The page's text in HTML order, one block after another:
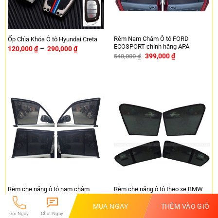
Ốp Chìa Khóa Ô tô Hyundai Creta
120,000₫ – 290,000₫
Rèm Nam Châm Ô tô FORD
ECOSPORT chính hãng APA
540,000₫ 399,000₫
Rèm che nắng ô tô nam châm
Toyota Zace – Chính hãng APA
540,000
399,000 -26%
Rèm che nắng ô tô theo xe BMW
540,000
399,000₫ -26%
Gọi Ngay Chat Ngay
MUA NGAY THÊM VÀO GIỎ